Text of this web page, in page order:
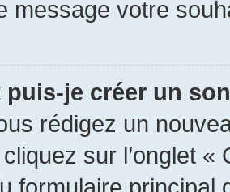
message votre
puis-je créer un
rédigez un
cliquez sur l’onglet